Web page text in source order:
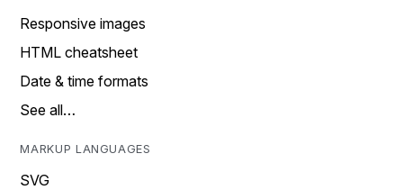
Responsive images
HTML cheatsheet
Date & time formats
See all…
MARKUP LANGUAGES
SVG